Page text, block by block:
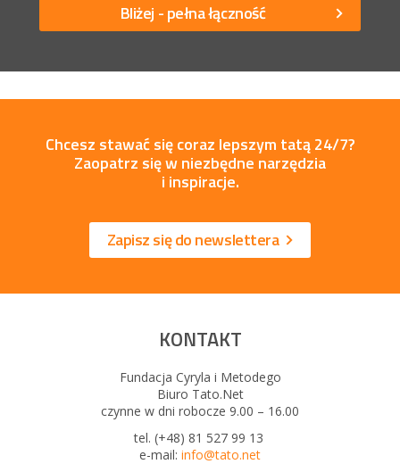
Bliżej - pełna łączność
Chcesz stawać się coraz lepszym tatą 24/7?
Zaopatrz się w niezbędne narzędzia
i inspiracje.
Zapisz się do newslettera
KONTAKT
Fundacja Cyryla i Metodego
Biuro Tato.Net
czynne w dni robocze 9.00 – 16.00
tel. (+48) 81 527 99 13
e-mail: info@tato.net